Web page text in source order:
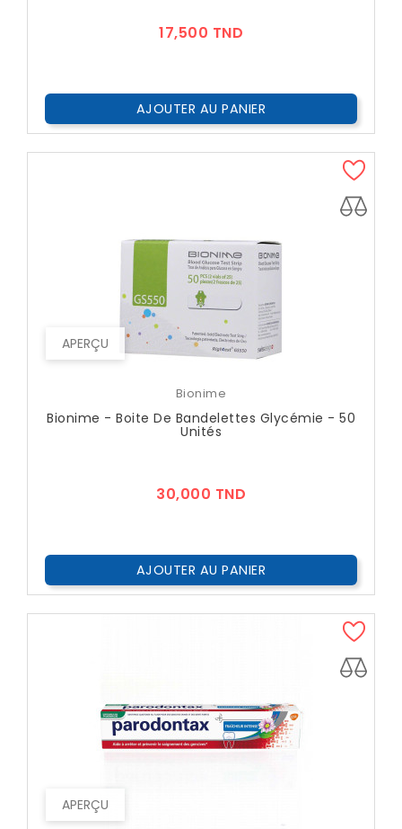
17,500 TND
AJOUTER AU PANIER
APERÇU
Bionime
Bionime - Boite De Bandelettes Glycémie - 50
Unités
30,000 TND
AJOUTER AU PANIER
APERÇU